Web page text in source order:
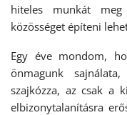
hiteles munkát
közösséget építeni
Egy éve mondom,
önmagunk
szajkózza, az csak a
elbizonytalanításra